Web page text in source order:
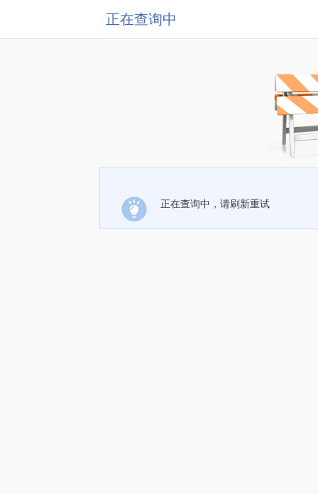
正在查询中
正在查询中，请刷新重试